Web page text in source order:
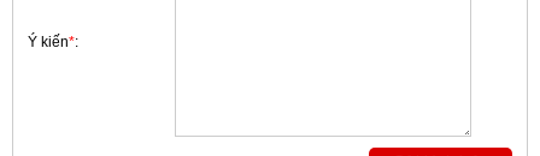
Ý kiến*: